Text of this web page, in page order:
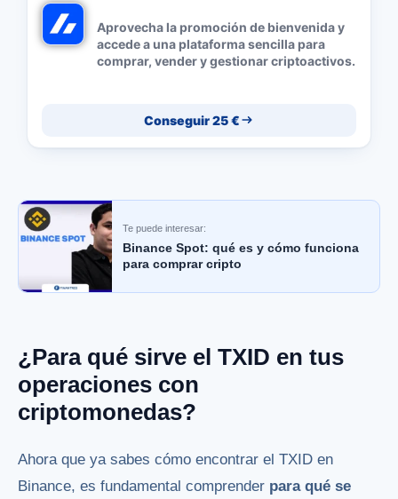
Aprovecha la promoción de bienvenida y
accede a una plataforma sencilla para
comprar, vender y gestionar criptoactivos.
Conseguir 25 €
Te puede interesar:
Binance Spot: qué es y cómo funciona
para comprar cripto
¿Para qué sirve el TXID en tus
operaciones con
criptomonedas?
Ahora que ya sabes cómo encontrar el TXID en
Binance, es fundamental comprender para qué se